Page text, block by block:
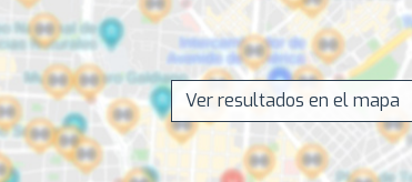
Ver resultados en el mapa